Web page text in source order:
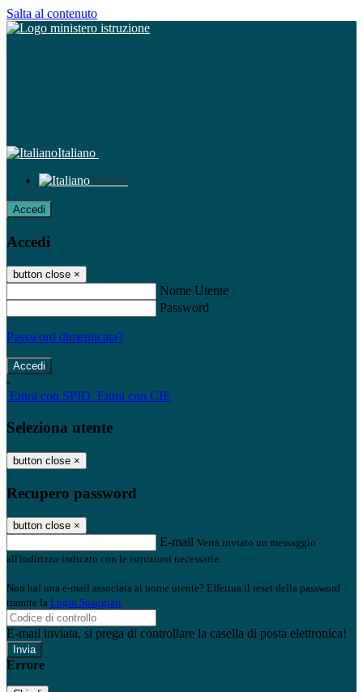
Salta al contenuto
Italiano
Italiano
Accedi
Accedi
button close ×
Nome Utente
Password
Password dimenticata?
-
Entra con SPID Entra con CIE
Seleziona utente
button close ×
Recupero password
button close ×
E-mail Verrà inviato un messaggio
all'indirizzo indicato con le istruzioni necessarie.
Non hai una e-mail associata al nome utente? Effettua il reset della password
tramite la Login Spaggiari
E-mail inviata, si prega di controllare la casella di posta elettronica!
Errore